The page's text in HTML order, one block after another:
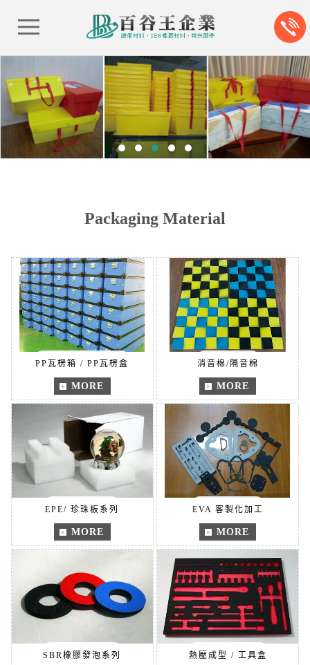
Packaging Material
PP瓦楞箱 / PP瓦楞盒
MORE
消音棉/隔音棉
MORE
EPE/ 珍珠板系列
MORE
EVA 客製化加工
MORE
SBR橡膠發泡系列 熱壓成型 / 工具盒